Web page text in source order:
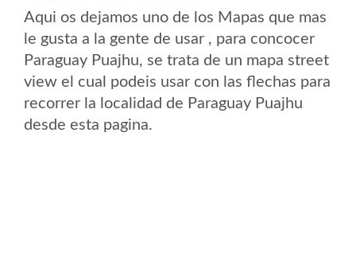
Aqui os dejamos uno de los Mapas que mas
le gusta a la gente de usar , para concocer
Paraguay Puajhu, se trata de un mapa street
view el cual podeis usar con las flechas para
recorrer la localidad de Paraguay Puajhu
desde esta pagina.